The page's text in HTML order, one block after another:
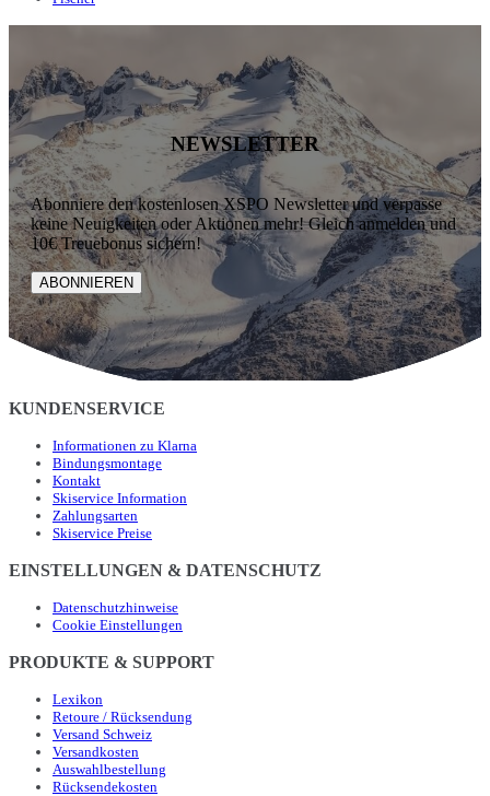
NEWSLETTER
Abonniere den kostenlosen XSPO Newsletter und verpasse
keine Neuigkeiten oder Aktionen mehr! Gleich anmelden und
10€ Treuebonus sichern!
ABONNIEREN
KUNDENSERVICE
Informationen zu Klarna
Bindungsmontage
Kontakt
Skiservice Information
Zahlungsarten
Skiservice Preise
EINSTELLUNGEN & DATENSCHUTZ
Datenschutzhinweise
Cookie Einstellungen
PRODUKTE & SUPPORT
Lexikon
Retoure / Rücksendung
Versand Schweiz
Versandkosten
Auswahlbestellung
Rücksendekosten